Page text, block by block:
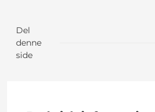
Del
denne
side